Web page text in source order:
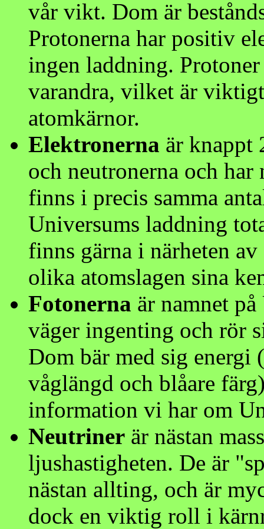
vår vikt. Dom är
Protonerna har positiv
ingen laddning.
varandra, vilket är
atomkärnor.
Elektronerna är knappt
och neutronerna och
finns i precis samma
Universums laddning
finns gärna i närheten
olika atomslagen sina
Fotonerna är namnet
väger ingenting och rör
Dom bär med sig energi
våglängd och blåare
information vi har om
Neutriner är nästan
ljushastigheten. De är
nästan allting, och är
dock en viktig roll i